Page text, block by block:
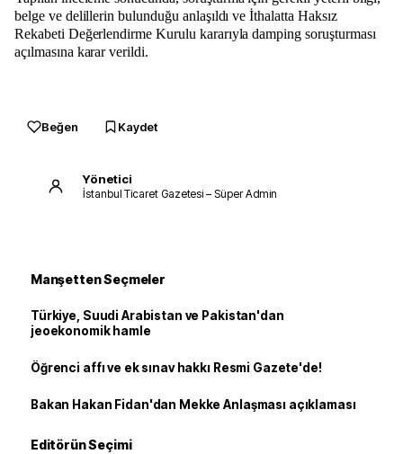
belge ve delillerin bulunduğu anlaşıldı ve İthalatta Haksız
Rekabeti Değerlendirme Kurulu kararıyla damping soruşturması
açılmasına karar verildi.
Beğen Kaydet
Yönetici
İstanbul Ticaret Gazetesi – Süper Admin
Manşetten Seçmeler
Türkiye, Suudi Arabistan ve Pakistan'dan
jeoekonomik hamle
Öğrenci affı ve ek sınav hakkı Resmi Gazete'de!
Bakan Hakan Fidan'dan Mekke Anlaşması açıklaması
Editörün Seçimi